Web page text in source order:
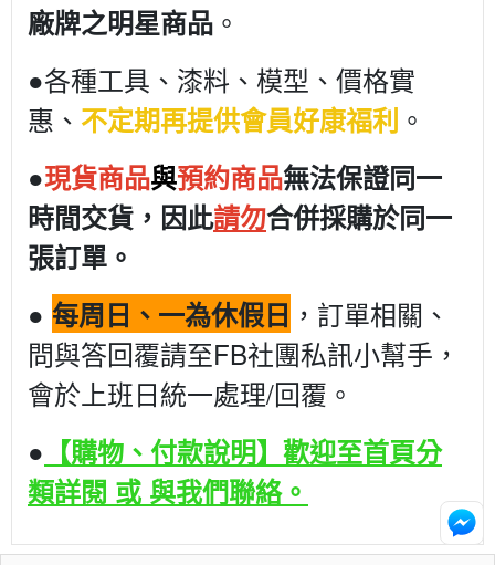
廠牌之明星商品 。
●各種工具、漆料、模型、價格實
惠、 不定期再提供會員好康福利 。
●現貨商品與預約商品無法保證同一
時間交貨，因此請勿合併採購於同一
張訂單。
● 每周日、一為休假日 ，訂單相關、
問與答回覆請至FB社團私訊小幫手，
會於上班日統一處理/回覆。
● 【購物、付款說明】歡迎至首頁分
類詳閱 或 與我們聯絡。